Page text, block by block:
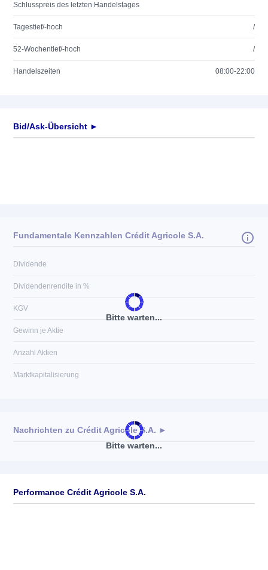
Schlusspreis des letzten Handelstages
Tagestief/-hoch /
52-Wochentief/-hoch /
Handelszeiten 08:00-22:00
Bid/Ask-Übersicht ►
Bitte warten...
Fundamentale Kennzahlen Crédit Agricole S.A.
Dividende
Dividendenrendite in %
KGV
Gewinn je Aktie
Anzahl Aktien
Marktkapitalisierung
Bitte warten...
Nachrichten zu Crédit Agricole S.A. ►
Performance Crédit Agricole S.A.